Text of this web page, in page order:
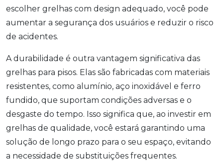
escolher grelhas com design adequado, você pode
aumentar a segurança dos usuários e reduzir o risco
de acidentes.
A durabilidade é outra vantagem significativa das
grelhas para pisos. Elas são fabricadas com materiais
resistentes, como alumínio, aço inoxidável e ferro
fundido, que suportam condições adversas e o
desgaste do tempo. Isso significa que, ao investir em
grelhas de qualidade, você estará garantindo uma
solução de longo prazo para o seu espaço, evitando
a necessidade de substituições frequentes.